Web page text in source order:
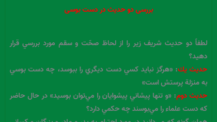
بررسی دو حدیث در دست بوسی
لطفاً دو حديث شريف زير را از لحاظ صحّت و سقم مورد بررسي قرار
دهيد؟
حديث يك: «هرگز نبايد كسي دست ديگري را ببوسد، چه دست بوسي
به منزلة پرستش است»
حديث دوم: «و تنها پيشاني پيشوايان را مي‌توان بوسيد» در حال حاضر
كه دست علماء را مي‌بوسند چه حكمي دارد؟